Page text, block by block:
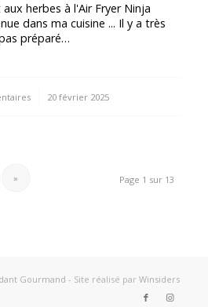
herbes à l'Air Fryer Ninja
dans ma cuisine ... Il y a très
préparé…
20 février 2025
Page 1 sur 13
»
Gourmand - Site réalisé par Winsiders